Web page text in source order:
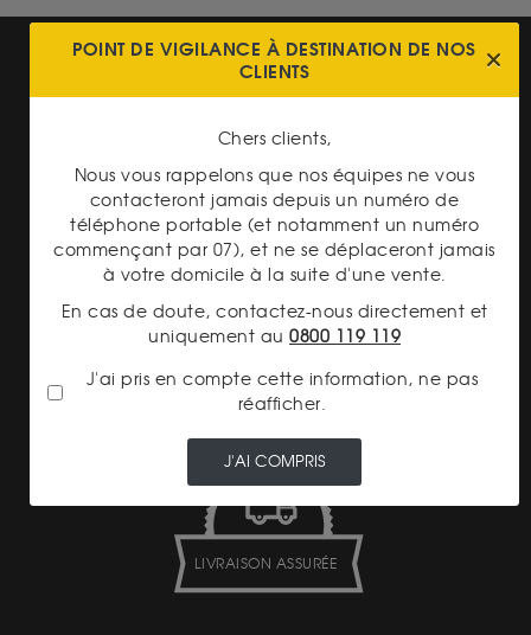
PAIEMENT SECURISÉ
PRIX
LIVRAISON ASSURÉE
POINT DE VIGILANCE À DESTINATION DE NOS
CLIENTS
Chers clients,
Nous vous rappelons que nos équipes ne vous
contacteront jamais depuis un numéro de
téléphone portable (et notamment un numéro
commençant par 07), et ne se déplaceront jamais
à votre domicile à la suite d'une vente.
En cas de doute, contactez-nous directement et
uniquement au 0800 119 119
J'ai pris en compte cette information, ne pas
réafficher.
J'AI COMPRIS